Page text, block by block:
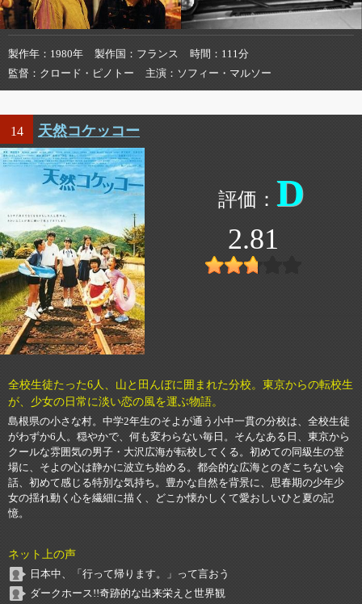
製作年 1980年 製作国 フランス 時間
111分
監督
クロード・ピノトー 主演 ソフィー・マルソー
14 天然コケッコー
D
2.81
全校生徒たった6人、山と田んぼに囲まれた分校。東京からの転校生
が、少女の日常に淡い恋の風を運ぶ物語。
島根県の小さな村。中学2年生のそよが通う小中一貫の分校は、全校生徒
がわずか6人。穏やかで、何も変わらない毎日。そんなある日、東京から
クールな雰囲気の男子・大沢広海が転校してくる。初めての同級生の登
場に、そよの心は静かに波立ち始める。都会的な広海とのぎこちない会
話、初めて感じる特別な気持ち。豊かな自然を背景に、思春期の少年少
女の揺れ動く心を繊細に描く、どこか懐かしくて愛おしいひと夏の記
憶。
ネット上の声
日本中、「行って帰ります。」って言おう
ダークホース!!奇跡的な出来栄えと世界観